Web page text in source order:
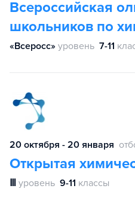
Всероссийская
школьников по
«Всеросс» уровень 7-11
20 октября - 20 января
Открытая
Ⅲ уровень 9-11 классы